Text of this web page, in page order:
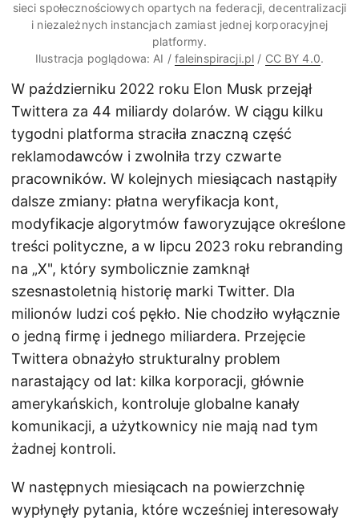
sieci społecznościowych opartych na federacji, decentralizacji
i niezależnych instancjach zamiast jednej korporacyjnej
platformy.
Ilustracja poglądowa: AI / faleinspiracji.pl / CC BY 4.0.
W październiku 2022 roku Elon Musk przejął
Twittera za 44 miliardy dolarów. W ciągu kilku
tygodni platforma straciła znaczną część
reklamodawców i zwolniła trzy czwarte
pracowników. W kolejnych miesiącach nastąpiły
dalsze zmiany: płatna weryfikacja kont,
modyfikacje algorytmów faworyzujące określone
treści polityczne, a w lipcu 2023 roku rebranding
na „X", który symbolicznie zamknął
szesnastoletnią historię marki Twitter. Dla
milionów ludzi coś pękło. Nie chodziło wyłącznie
o jedną firmę i jednego miliardera. Przejęcie
Twittera obnażyło strukturalny problem
narastający od lat: kilka korporacji, głównie
amerykańskich, kontroluje globalne kanały
komunikacji, a użytkownicy nie mają nad tym
żadnej kontroli.
W następnych miesiącach na powierzchnię
wypłynęły pytania, które wcześniej interesowały